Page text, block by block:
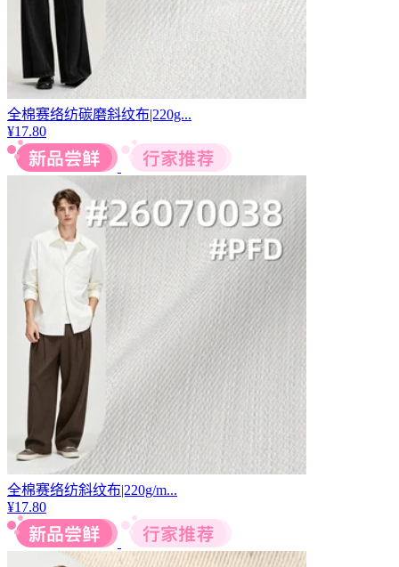
全棉赛络纺碳磨斜纹布|220g...
¥17.80
全棉赛络纺斜纹布|220g/m...
¥17.80